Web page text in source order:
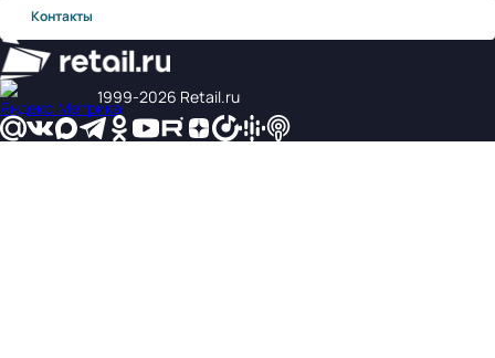
Контакты
1999‑2026 Retail.ru